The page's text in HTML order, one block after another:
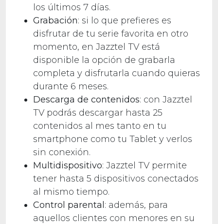
los últimos 7 días.
Grabación: si lo que prefieres es
disfrutar de tu serie favorita en otro
momento, en Jazztel TV está
disponible la opción de grabarla
completa y disfrutarla cuando quieras
durante 6 meses.
Descarga de contenidos: con Jazztel
TV podrás descargar hasta 25
contenidos al mes tanto en tu
smartphone como tu Tablet y verlos
sin conexión.
Multidispositivo: Jazztel TV permite
tener hasta 5 dispositivos conectados
al mismo tiempo.
Control parental : además, para
aquellos clientes con menores en su